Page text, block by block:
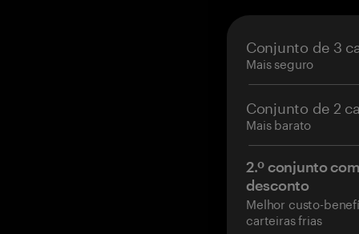
Conjunto de 3
Mais seguro
Conjunto de 2
Mais barato
2.º conjunto
desconto
Melhor custo-
carteiras frias